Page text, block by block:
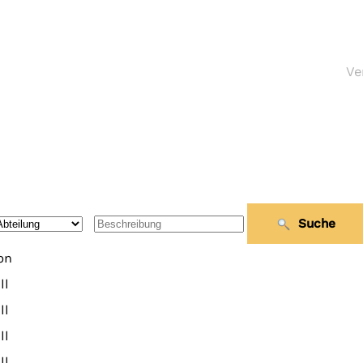
Suche